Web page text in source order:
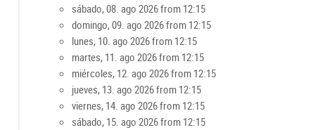
sábado, 08. ago 2026 from 12:15
domingo, 09. ago 2026 from 12:15
lunes, 10. ago 2026 from 12:15
martes, 11. ago 2026 from 12:15
miércoles, 12. ago 2026 from 12:15
jueves, 13. ago 2026 from 12:15
viernes, 14. ago 2026 from 12:15
sábado, 15. ago 2026 from 12:15